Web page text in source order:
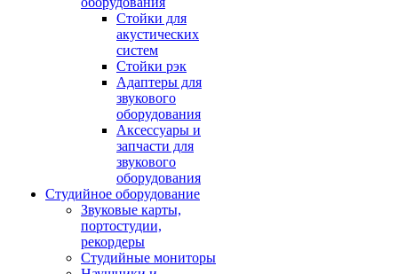
Стойки для
акустических
систем
Стойки рэк
Адаптеры для
звукового
оборудования
Аксессуары и
запчасти для
звукового
оборудования
Студийное оборудование
Звуковые карты,
портостудии,
рекордеры
Студийные мониторы